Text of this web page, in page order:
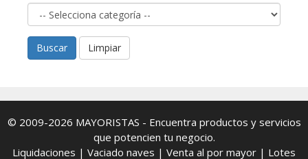
Buscar Limpiar
© 2009-2026 MAYORISTAS - Encuentra productos y servicios
que potencien tu negocio.
Liquidaciones | Vaciado naves | Venta al por mayor | Lotes